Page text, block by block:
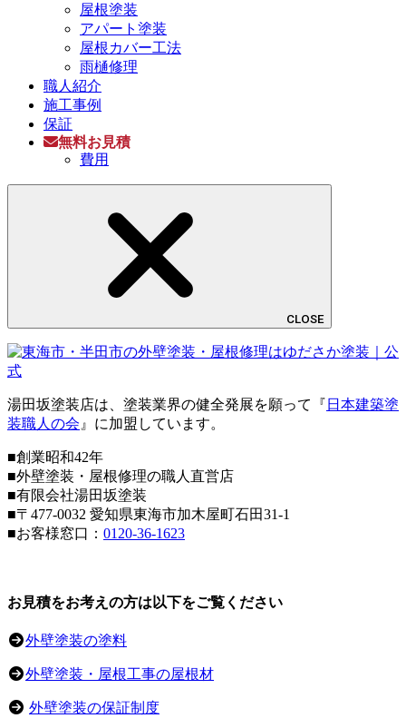
屋根塗装
アパート塗装
屋根カバー工法
雨樋修理
職人紹介
施工事例
保証
無料お見積
費用
CLOSE
湯田坂塗装店は、塗装業界の健全発展を願って『 日本建築塗
装職人の会 』に加盟しています。
■創業昭和42年
■外壁塗装・屋根修理の職人直営店
■有限会社湯田坂塗装
■〒 477-0032 愛知県東海市加木屋町石田31-1
■お客様窓口： 0120-36-1623
お見積をお考えの方は以下をご覧ください
外壁塗装の塗料
外壁塗装・屋根工事の屋根材
外壁塗装の保証制度